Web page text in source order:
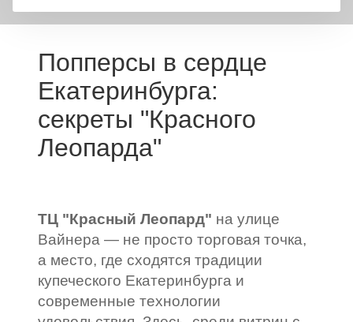
Попперсы в сердце
Екатеринбурга:
секреты "Красного
Леопарда"
ТЦ "Красный Леопард" на улице
Вайнера — не просто торговая точка,
а место, где сходятся традиции
купеческого Екатеринбурга и
современные технологии